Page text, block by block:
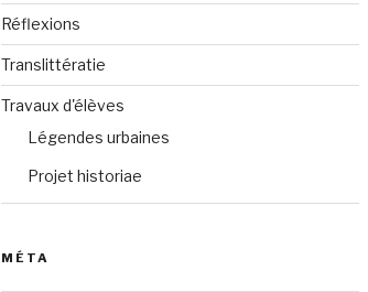
Réflexions
Translittératie
Travaux d'élèves
Légendes urbaines
Projet historiae
MÉTA